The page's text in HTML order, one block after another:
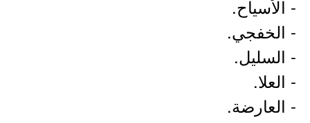
- الأسياح.
- الخفجي.
- السليل.
- العلا.
- العارضة.